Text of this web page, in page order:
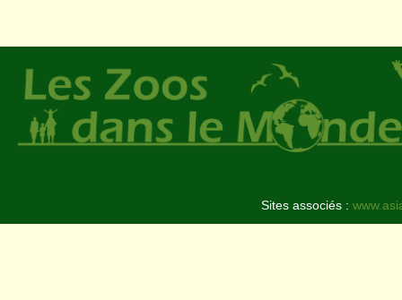
Sites associés :